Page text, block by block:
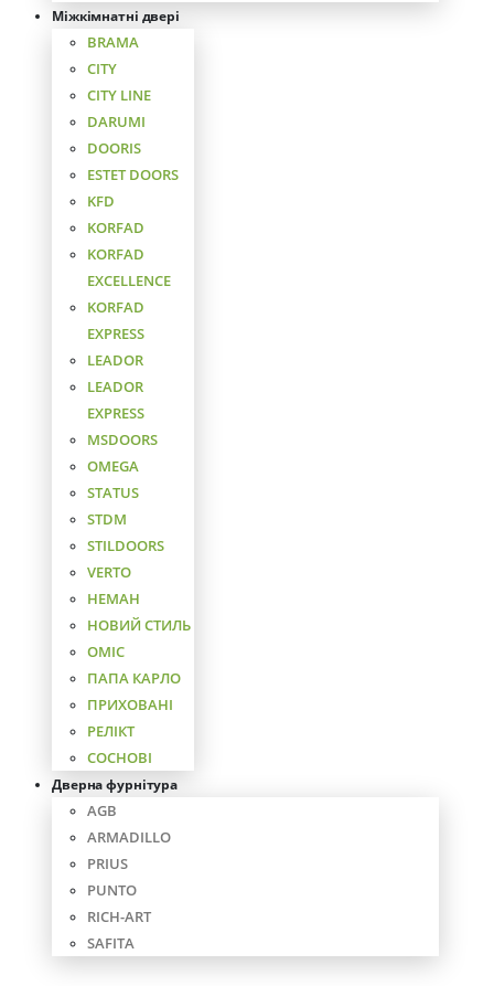
Міжкімнатні двері
BRAMA
CITY
CITY LINE
DARUMI
DOORIS
ESTET DOORS
KFD
KORFAD
KORFAD
EXCELLENCE
KORFAD
EXPRESS
LEADOR
LEADOR
EXPRESS
MSDOORS
OMEGA
STATUS
STDM
STILDOORS
VERTO
НЕМАН
НОВИЙ СТИЛЬ
ОМІС
ПАПА КАРЛО
ПРИХОВАНІ
РЕЛІКТ
СОСНОВІ
Дверна фурнітура
AGB
ARMADILLO
PRIUS
PUNTO
RICH-ART
SAFITA